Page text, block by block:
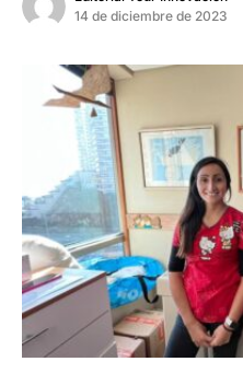
14 de diciembre de 2023